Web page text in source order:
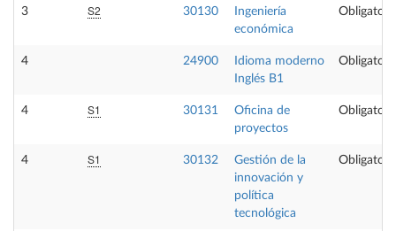
3 S2 30130
Ingeniería
económica
4 24900
Idioma moderno
Inglés B1
4 S1 30131
Oficina de
proyectos
4 S1 30132
Gestión de la
innovación y
política
tecnológica